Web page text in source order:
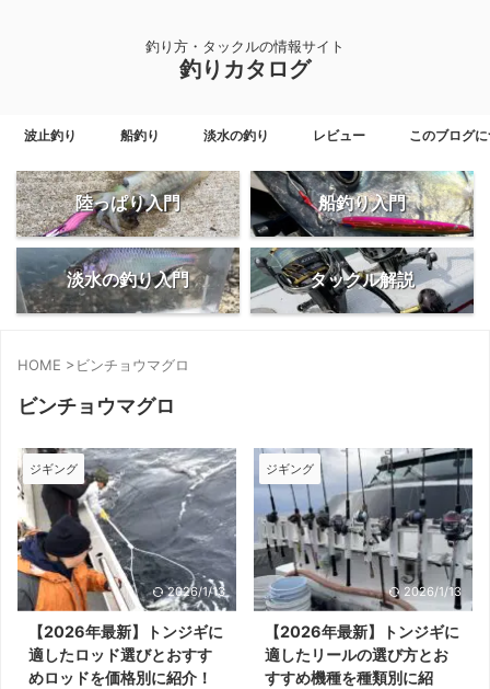
釣り方・タックルの情報サイト
釣りカタログ
波止釣り 船釣り 淡水の釣り レビュー このブログ
陸っぱり入門 船釣り入門
淡水の釣り入門 タックル解説
HOME >ビンチョウマグロ
ビンチョウマグロ
ジギング
2026/1/13
【2026年最新】トンジギに
適したロッド選びとおすす
めロッドを価格別に紹介！
ジギング
2026/1/13
【2026年最新】トンジギに
適したリールの選び方とお
すすめ機種を種類別に紹